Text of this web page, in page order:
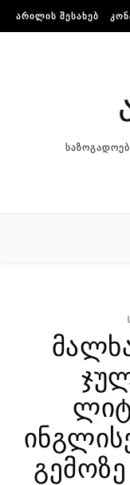
Skip to content
ᲐᲠᲘᲚᲘᲡ ᲨᲔᲡᲐᲮᲔᲑ